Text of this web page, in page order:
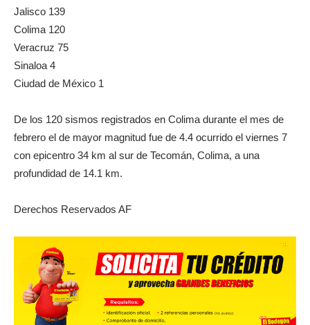
Jalisco 139
Colima 120
Veracruz 75
Sinaloa 4
Ciudad de México 1
De los 120 sismos registrados en Colima durante el mes de
febrero el de mayor magnitud fue de 4.4 ocurrido el viernes 7
con epicentro 34 km al sur de Tecomán, Colima, a una
profundidad de 14.1 km.
Derechos Reservados AF